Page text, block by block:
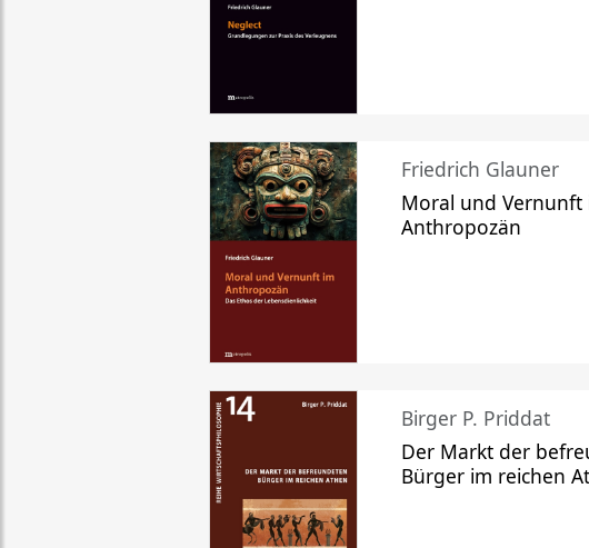
Friedrich Glauner
Moral und Vernunft
Anthropozän
Birger P. Priddat
Der Markt der
Bürger im reichen